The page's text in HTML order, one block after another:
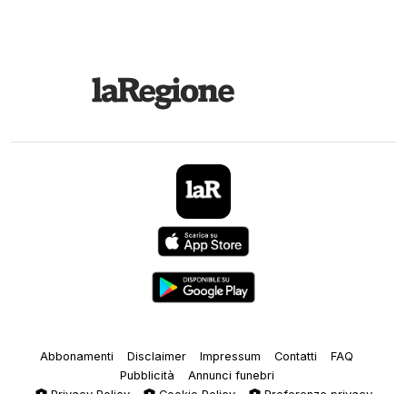
Abbonamenti Disclaimer Impressum Contatti
FAQ
Pubblicità
Annunci funebri